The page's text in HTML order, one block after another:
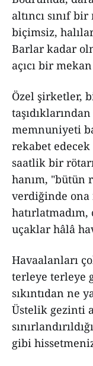
altıncı sınıf
biçimsiz,
Barlar kadar
açıcı bir
Özel şirketler,
memnuniyeti
rekabet
saatlik bir
hanım, "bütün
verdiğinde
uçaklar hâlâ
Havaalanları
terleye terleye
sıkıntıdan ne
Üstelik gezinti
gibi